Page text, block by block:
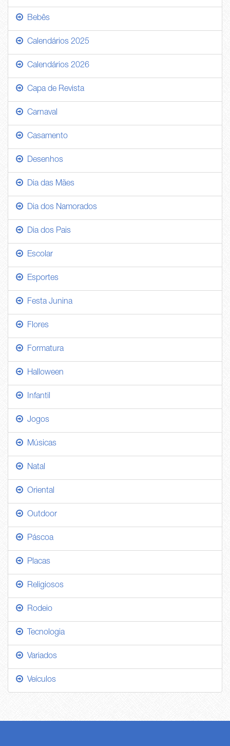
Bebês
Calendários 2025
Calendários 2026
Capa de Revista
Carnaval
Casamento
Desenhos
Dia das Mães
Dia dos Namorados
Dia dos Pais
Escolar
Esportes
Festa Junina
Flores
Formatura
Halloween
Infantil
Jogos
Músicas
Natal
Oriental
Outdoor
Páscoa
Placas
Religiosos
Rodeio
Tecnologia
Variados
Veículos